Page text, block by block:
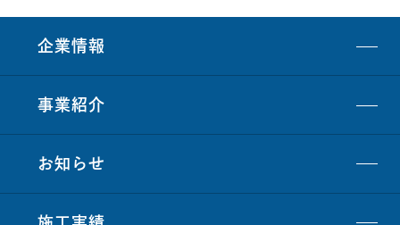
企業情報
事業紹介
お知らせ